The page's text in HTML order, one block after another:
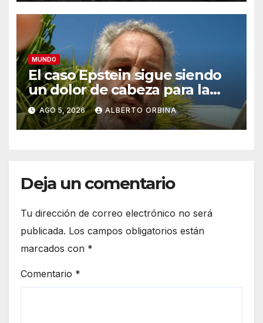
MUNDO
El caso Epstein sigue siendo
un dolor de cabeza para la
Familia Real: ahora el
gobierno británico analiza si
abre una investigación
AGO 5, 2026 ALBERTO ORBINA
Deja un comentario
Tu dirección de correo electrónico no será
publicada. Los campos obligatorios están
marcados con *
Comentario *